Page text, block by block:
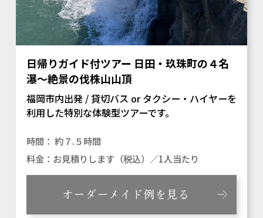
日帰りガイド付ツアー 日田・玖珠町の４名
瀑～絶景の伐株山山頂
福岡市内出発 / 貸切バス or タクシー・ハイヤーを
利用した特別な体験型ツアーです。
約７.５時間
お見積りします（税込）／1人当たり
オーダーメイド例を見る